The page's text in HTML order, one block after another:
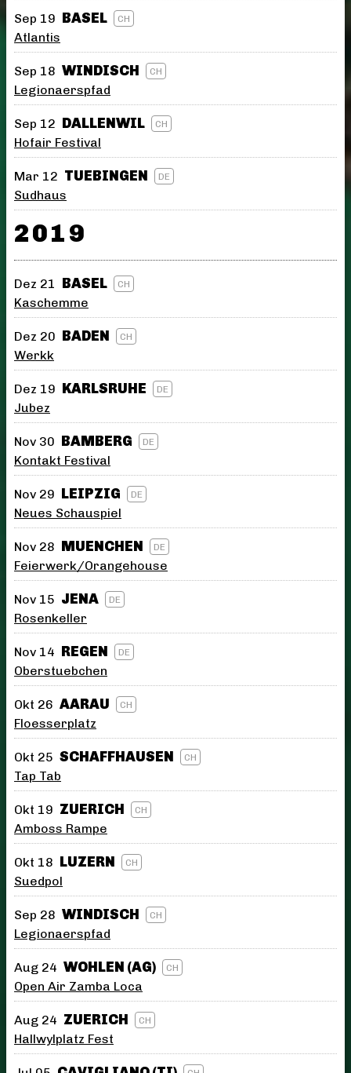
Sep 19 CH
BASEL
Atlantis
Sep 18 CH
WINDISCH
Legionaerspfad
Sep 12 CH
DALLENWIL
Hofair Festival
Mar 12 DE
TUEBINGEN
Sudhaus
2019
Dez 21 CH
BASEL
Kaschemme
Dez 20 CH
BADEN
Werkk
Dez 19 DE
KARLSRUHE
Jubez
Nov 30 DE
BAMBERG
Kontakt Festival
Nov 29 DE
LEIPZIG
Neues Schauspiel
Nov 28 DE
MUENCHEN
Feierwerk/Orangehouse
Nov 15 DE
JENA
Rosenkeller
Nov 14 DE
REGEN
Oberstuebchen
Okt 26 CH
AARAU
Floesserplatz
Okt 25 CH
SCHAFFHAUSEN
Tap Tab
Okt 19 CH
ZUERICH
Amboss Rampe
Okt 18 CH
LUZERN
Suedpol
Sep 28 CH
WINDISCH
Legionaerspfad
Aug 24 CH
WOHLEN (AG)
Open Air Zamba Loca
Aug 24 CH
ZUERICH
Hallwylplatz Fest